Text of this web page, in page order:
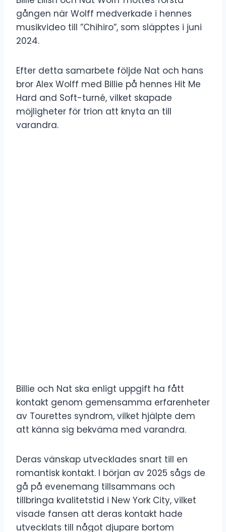
gången när Wolff medverkade i hennes
musikvideo till ”Chihiro”, som släpptes i juni
2024.
Efter detta samarbete följde Nat och hans
bror Alex Wolff med Billie på hennes Hit Me
Hard and Soft-turné, vilket skapade
möjligheter för trion att knyta an till
varandra.
Billie och Nat ska enligt uppgift ha fått
kontakt genom gemensamma erfarenheter
av Tourettes syndrom, vilket hjälpte dem
att känna sig bekväma med varandra.
Deras vänskap utvecklades snart till en
romantisk kontakt. I början av 2025 sågs de
gå på evenemang tillsammans och
tillbringa kvalitetstid i New York City, vilket
visade fansen att deras kontakt hade
utvecklats till något djupare bortom